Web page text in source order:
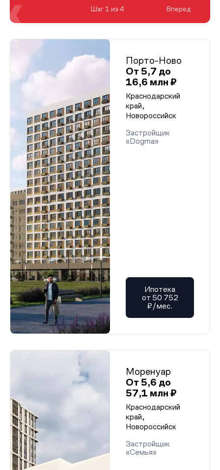
Порто-Ново
От 5,7 до
16,6 млн ₽
Краснодарский
край,
Новороссийск
Застройщик
«Dogma»
Ипотека
от 50 752
₽/мес.
Моренуар
От 5,6 до
57,1 млн ₽
Краснодарский
край,
Новороссийск
Застройщик
«Семья»
Шаг 1 из 4 Вперед